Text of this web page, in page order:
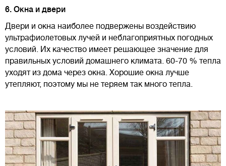
6. Окна и двери
Двери и окна наиболее подвержены воздействию
ультрафиолетовых лучей и неблагоприятных погодных
условий. Их качество имеет решающее значение для
правильных условий домашнего климата. 60-70 % тепла
уходят из дома через окна. Хорошие окна лучше
утепляют, поэтому мы не теряем так много тепла.